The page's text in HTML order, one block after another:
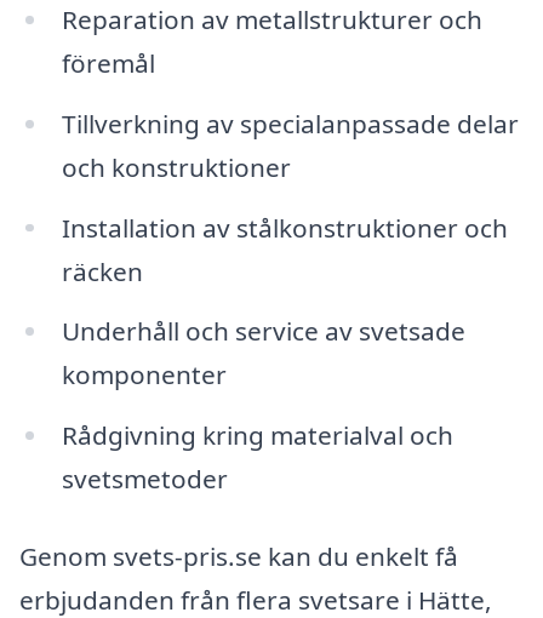
Reparation av metallstrukturer och
föremål
Tillverkning av specialanpassade delar
och konstruktioner
Installation av stålkonstruktioner och
räcken
Underhåll och service av svetsade
komponenter
Rådgivning kring materialval och
svetsmetoder
Genom svets-pris.se kan du enkelt få
erbjudanden från flera svetsare i Hätte,